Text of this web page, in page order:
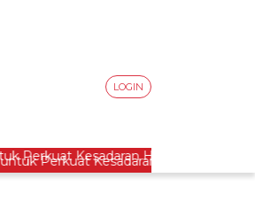
LOGIN
Perkuat Kesadaran Hukum